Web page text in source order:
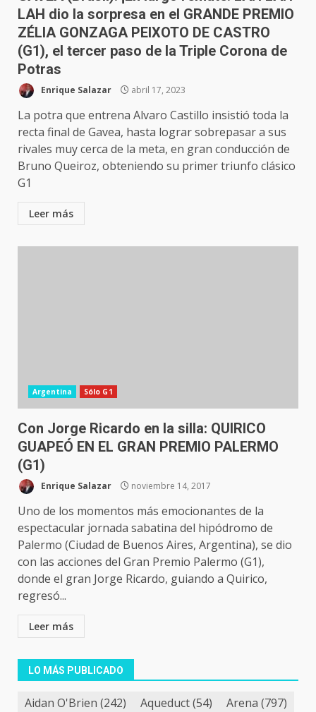
LAH dio la sorpresa en el GRANDE PREMIO
ZÉLIA GONZAGA PEIXOTO DE CASTRO
(G1), el tercer paso de la Triple Corona de
Potras
Enrique Salazar abril 17, 2023
La potra que entrena Alvaro Castillo insistió toda la
recta final de Gavea, hasta lograr sobrepasar a sus
rivales muy cerca de la meta, en gran conducción de
Bruno Queiroz, obteniendo su primer triunfo clásico
G1
Leer más
Argentina Sólo G1
Con Jorge Ricardo en la silla: QUIRICO
GUAPEÓ EN EL GRAN PREMIO PALERMO
(G1)
Enrique Salazar noviembre 14, 2017
Uno de los momentos más emocionantes de la
espectacular jornada sabatina del hipódromo de
Palermo (Ciudad de Buenos Aires, Argentina), se dio
con las acciones del Gran Premio Palermo (G1),
donde el gran Jorge Ricardo, guiando a Quirico,
regresó...
Leer más
LO MÁS PUBLICADO
Aidan O'Brien (242) Aqueduct(54) Arena (797)